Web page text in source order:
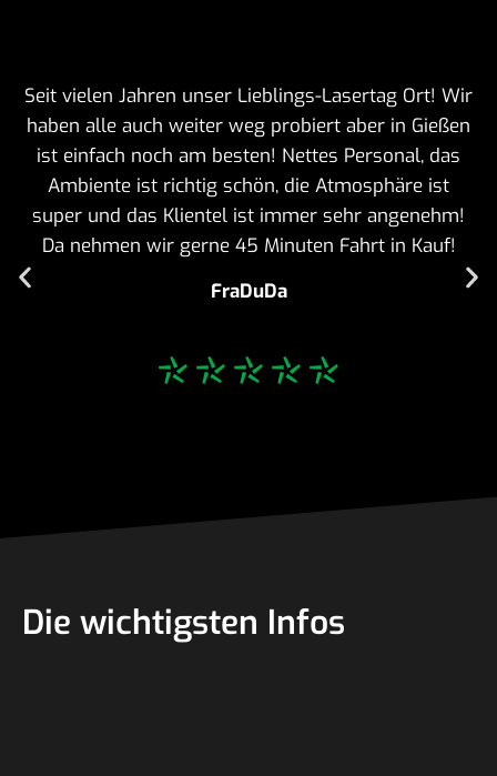
Seit vielen Jahren unser Lieb­lings-Lasertag Ort! Wir
haben alle auch weiter weg probiert aber in Gießen
ist einfach noch am besten! Nettes Personal, das
Ambi­ente ist richtig schön, die Atmo­sphäre ist
super und das Klientel ist immer sehr ange­nehm!
Da nehmen wir gerne 45 Minuten Fahrt in Kauf!
FraDuDa
*****
Die wichtigsten Infos